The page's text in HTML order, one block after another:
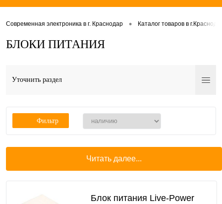
Современная электроника в г. Краснодар • Каталог товаров в
БЛОКИ ПИТАНИЯ
Уточнить раздел
Фильтр
Читать далее...
Блок питания Live-Power